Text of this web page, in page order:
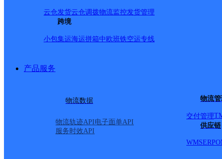
云仓发货云仓调拨物流监控发货管理
跨境
小包集运海运拼箱中欧班铁空运专线
产品服务
物流数据
物流轨迹API电子面单API
服务时效API
物流
交付管理
供应链
WMSERP